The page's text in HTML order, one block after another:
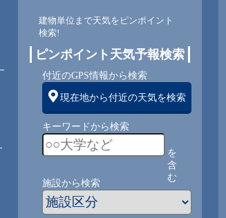
1 1 1 2
建物単位まで天気をピンポイント
検索!
ピンポイント天気予報検索
付近のGPS情報から検索
現在地から付近の天気を検索
キーワードから検索
を
含
む
施設から検索